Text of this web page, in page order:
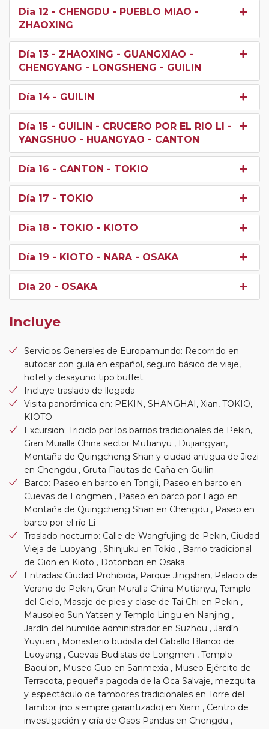
Día 12 - CHENGDU - PUEBLO MIAO -
ZHAOXING
Día 13 - ZHAOXING - GUANGXIAO -
CHENGYANG - LONGSHENG - GUILIN
Día 14 - GUILIN
Día 15 - GUILIN - CRUCERO POR EL RIO LI -
YANGSHUO - HUANGYAO - CANTON
Día 16 - CANTON - TOKIO
Día 17 - TOKIO
Día 18 - TOKIO - KIOTO
Día 19 - KIOTO - NARA - OSAKA
Día 20 - OSAKA
Incluye
Servicios Generales de Europamundo: Recorrido en
autocar con guía en español, seguro básico de viaje,
hotel y desayuno tipo buffet.
Incluye traslado de llegada
Visita panorámica en: PEKIN, SHANGHAI, Xian, TOKIO,
KIOTO
Excursion: Triciclo por los barrios tradicionales de Pekin,
Gran Muralla China sector Mutianyu , Dujiangyan,
Montaña de Quingcheng Shan y ciudad antigua de Jiezi
en Chengdu , Gruta Flautas de Caña en Guilin
Barco: Paseo en barco en Tongli, Paseo en barco en
Cuevas de Longmen , Paseo en barco por Lago en
Montaña de Quingcheng Shan en Chengdu , Paseo en
barco por el río Li
Traslado nocturno: Calle de Wangfujing de Pekin, Ciudad
Vieja de Luoyang , Shinjuku en Tokio , Barrio tradicional
de Gion en Kioto , Dotonbori en Osaka
Entradas: Ciudad Prohibida, Parque Jingshan, Palacio de
Verano de Pekin, Gran Muralla China Mutianyu, Templo
del Cielo, Masaje de pies y clase de Tai Chi en Pekin ,
Mausoleo Sun Yatsen y Templo Lingu en Nanjing ,
Jardín del humilde administrador en Suzhou , Jardín
Yuyuan , Monasterio budista del Caballo Blanco de
Luoyang , Cuevas Budistas de Longmen , Templo
Baoulon, Museo Guo en Sanmexia , Museo Ejército de
Terracota, pequeña pagoda de la Oca Salvaje, mezquita
y espectáculo de tambores tradicionales en Torre del
Tambor (no siempre garantizado) en Xiam , Centro de
investigación y cría de Osos Pandas en Chengdu ,